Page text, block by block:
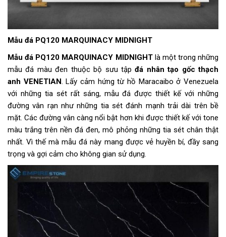
Mẫu đá PQ120 MARQUINACY MIDNIGHT
Mẫu đá PQ120 MARQUINACY MIDNIGHTlà một trong những
mẫu đá màu đen thuộc bộ sưu tậpđá nhân tạo gốc thạch
anh VENETIAN. Lấy cảm hứng từ hồ Maracaibo ở Venezuela
với những tia sét rất sáng, mẫu đá được thiết kế với những
đường vân rạn như những tia sét đánh mạnh trải dài trên bề
mặt. Các đường vân càng nổi bật hơn khi được thiết kế với tone
màu trắng trên nền đá đen, mô phỏng những tia sét chân thật
nhất. Vì thế mà mẫu đá này mang được vẻ huyền bí, đầy sang
trọng và gợi cảm cho không gian sử dụng.